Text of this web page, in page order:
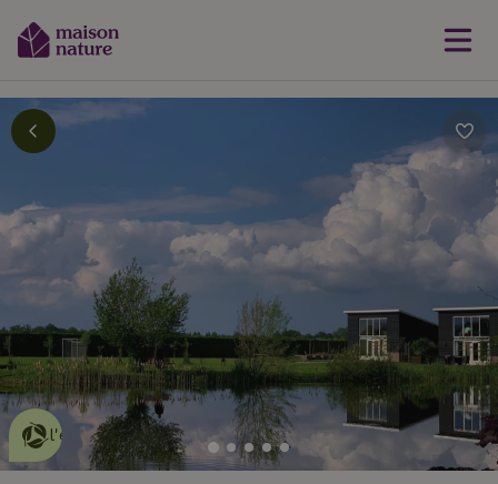
Cette Maison Nature fait de
l'effeten savoir plus